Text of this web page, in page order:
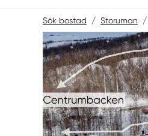
Sök bostad / Storuman /